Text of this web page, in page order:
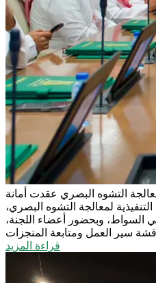
عقدت أمانة
الاجتماع (52) للجنة التنفيذية لمعالجة التشوه البصري،
السواط، وبحضور أعضاء اللجنة،
قراءة المزيد